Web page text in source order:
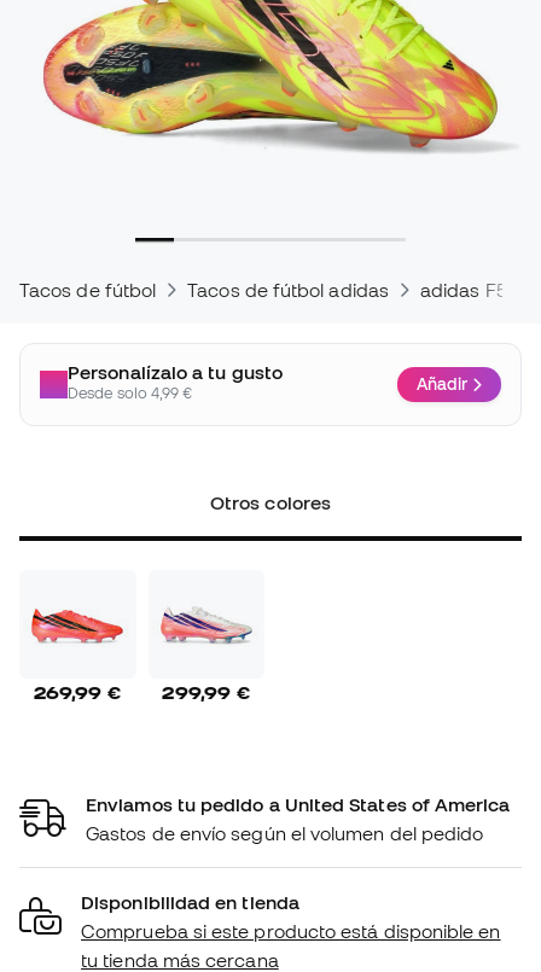
Tacos de fútbol Tacos de fútbol adidas adidas F50
Personalízalo a tu gusto
Desde solo 4,99 € Añadir
Otros colores
269,99 € 299,99 €
Enviamos tu pedido a United States of America
Gastos de envío según el volumen del pedido
Disponibilidad en tienda
Comprueba si este producto está disponible en
tu tienda más cercana